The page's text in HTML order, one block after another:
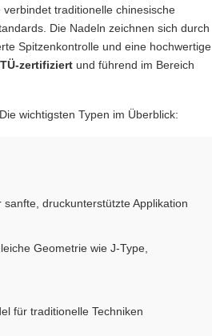
traditionelle chinesische
Die Nadeln zeichnen sich durch
Spitzenkontrolle und eine hochwertige
TÜ-zertifiziert und führend im Bereich
wichtigsten Typen im Überblick:
druckunterstützte Applikation
Geometrie wie J-Type,
für traditionelle Techniken